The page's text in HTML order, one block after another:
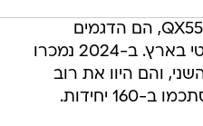
QX50 וגרסת הקופה שלו, QX55, הם הדגמים
הנמכרים ביותר של אינפיניטי בארץ. ב-2024 נמכרו
מהראשון ו-84 מהשני, והם היוו את רוב
יחידות.